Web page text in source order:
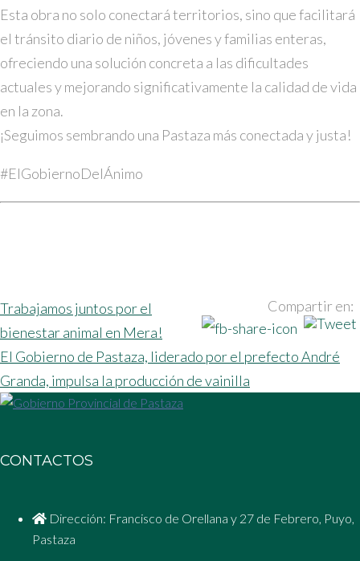
Esta obra no solo conectará territorios, sino que facilitará
el tránsito diario de niños, jóvenes y familias enteras,
ofreciendo una solución concreta a las dificultades
actuales y mejorando significativamente la calidad de vida
en la zona.
¡Seguimos sembrando una Pastaza más conectada y justa!
#ElGobiernoDelÁnimo
Compartir en:
NAVEGACIÓN
DE
ENTRADAS
Trabajamos juntos por el
bienestar animal en Mera!
El Gobierno de Pastaza, liderado por el prefecto André
Granda, impulsa la producción de vainilla
CONTACTOS
Dirección: Francisco de Orellana y 27 de Febrero, Puyo,
Pastaza